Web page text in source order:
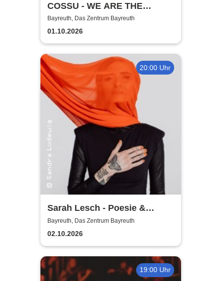
COSSU - WE ARE THE
GERMANS - Stand-Up
Comedy
Bayreuth, Das Zentrum Bayreuth
01.10.2026
20:00 Uhr
Sarah Lesch - Poesie &
Widerstand Tour
Bayreuth, Das Zentrum Bayreuth
02.10.2026
19:00 Uhr